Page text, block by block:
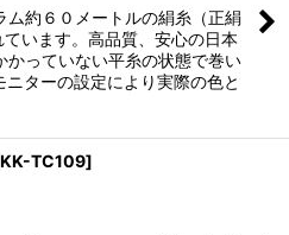
ム約６０メートルの絹糸（正絹
います。高品質、安心の日本
かっていない平糸の状態で巻い
ターの設定により実際の色と
KK-TC109]